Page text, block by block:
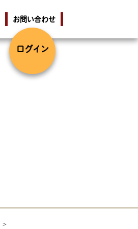
お問い合わせ
ログイン